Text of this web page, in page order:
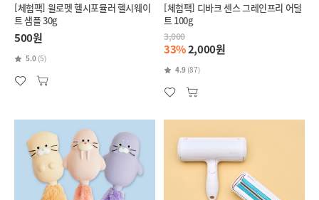
[체험팩] 윌로펫 헬시포뮬러 헬시웨이
트 샘플 30g
500원
5.0 (5)
[체험팩] 디바크 센스 그레인프리 어덜
트 100g
3,000
33%2,000원
4.9 (87)